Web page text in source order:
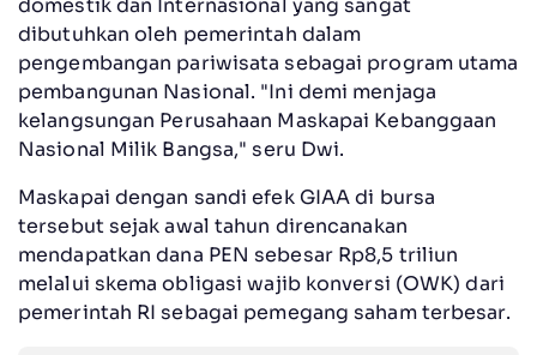
dibutuhkan oleh pemerintah dalam
pengembangan pariwisata sebagai program utama
pembangunan Nasional. "Ini demi menjaga
kelangsungan Perusahaan Maskapai Kebanggaan
Nasional Milik Bangsa," seru Dwi.
Maskapai dengan sandi efek GIAA di bursa
tersebut sejak awal tahun direncanakan
mendapatkan dana PEN sebesar Rp8,5 triliun
melalui skema obligasi wajib konversi (OWK) dari
pemerintah RI sebagai pemegang saham terbesar.